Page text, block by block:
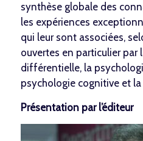
synthèse globale des
les expériences
qui leur sont associées,
ouvertes en particulier par
différentielle, la
psychologie cognitive et
Présentation par l’éditeur